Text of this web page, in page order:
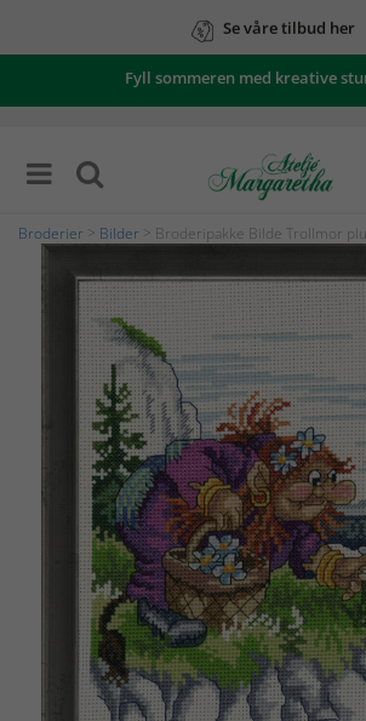
Se våre tilbud her
Fyll sommeren med kreative
Broderier Bilder > Broderipakke Bilde Trollmor